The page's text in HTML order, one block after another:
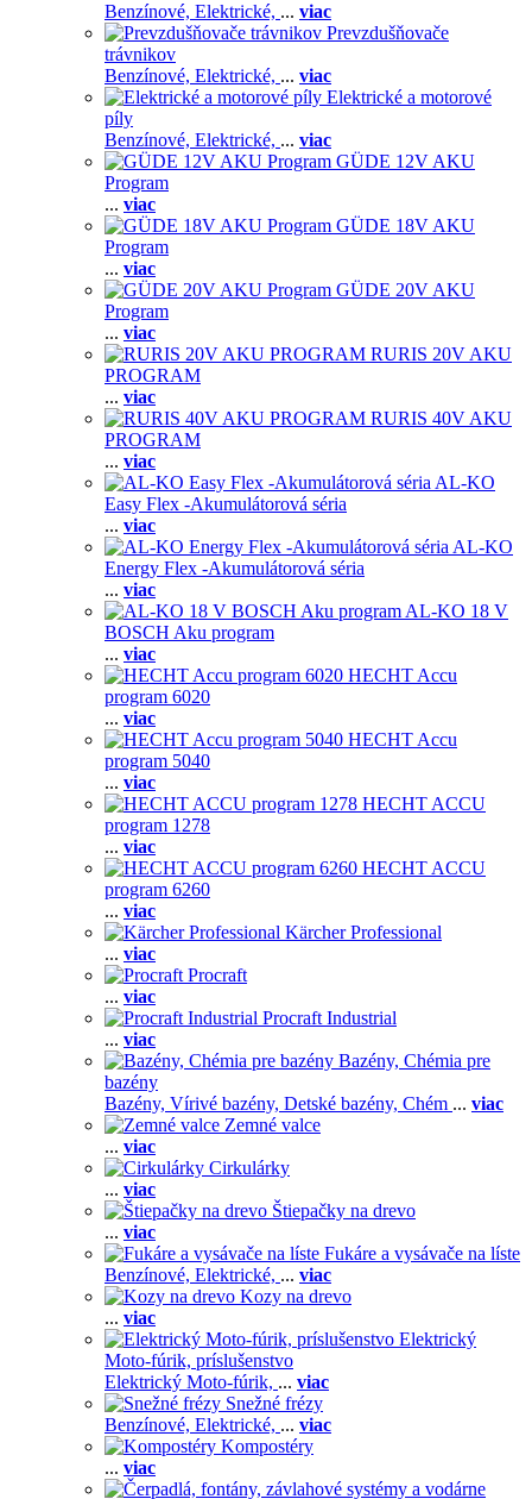
Benzínové, Elektrické, ... viac
Prevzdušňovače
trávnikov
Benzínové, Elektrické, ... viac
Elektrické a motorové
píly
Benzínové, Elektrické, ... viac
GÜDE 12V AKU
Program
... viac
GÜDE 18V AKU
Program
... viac
GÜDE 20V AKU
Program
... viac
RURIS 20V AKU
PROGRAM
... viac
RURIS 40V AKU
PROGRAM
... viac
AL-KO
Easy Flex -Akumulátorová séria
... viac
AL-KO
Energy Flex -Akumulátorová séria
... viac
AL-KO 18 V
BOSCH Aku program
... viac
HECHT Accu
program 6020
... viac
HECHT Accu
program 5040
... viac
HECHT ACCU
program 1278
... viac
HECHT ACCU
program 6260
... viac
Kärcher Professional
... viac
Procraft
... viac
Procraft Industrial
... viac
Bazény, Chémia pre
bazény
Bazény, Vírivé bazény, Detské bazény, Chém ... viac
Zemné valce
... viac
Cirkulárky
... viac
Štiepačky na drevo
... viac
Fukáre a vysávače na líste
Benzínové, Elektrické, ... viac
Kozy na drevo
... viac
Elektrický
Moto-fúrik, príslušenstvo
Elektrický Moto-fúrik, ... viac
Snežné frézy
Benzínové, Elektrické, ... viac
Kompostéry
... viac